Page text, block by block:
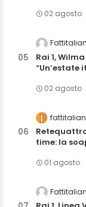
02 agosto
Rai 1,
“Un’estate
02 agosto
time: la
01 agosto